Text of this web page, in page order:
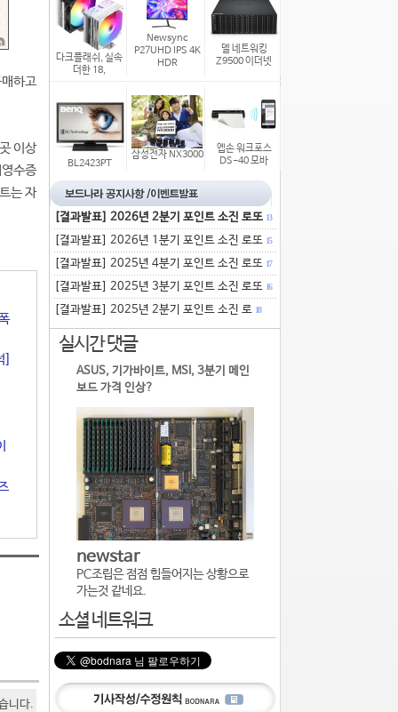
하고
이상
수증
는 자
니다.
다크플래쉬, 실속
더한 18,
Newsync
P27UHD IPS 4K
HDR
델 네트워킹
Z9500 이더넷
BL2423PT
삼성전자 NX3000
엡손 워크포스
DS-40 모바
[결과발표] 2026년 2분기 포인트 소진 로또 13
[결과발표] 2026년 1분기 포인트 소진 로또 15
[결과발표] 2025년 4분기 포인트 소진 로또 17
[결과발표] 2025년 3분기 포인트 소진 로또 16
[결과발표] 2025년 2분기 포인트 소진 로 18
실시간 댓글
ASUS, 기가바이트, MSI, 3분기 메인
보드 가격 인상?
newstar
PC조립은 점점 힘들어지는 상황으로
가는것 같네요.
소셜 네트워크